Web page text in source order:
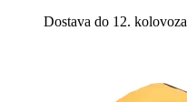
Dostava do 12. kolovoza